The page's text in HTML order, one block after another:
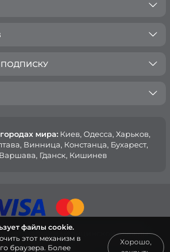
ПОДПИСКУ
мира: Киев, Oдесса, Харьков,
Винница, Констанца, Бухарест,
Гданск, Кишинев
магазин медицинской одежды
InWhite.
файлы cookie.
этот механизм в
браузера. Более
Хорошо,